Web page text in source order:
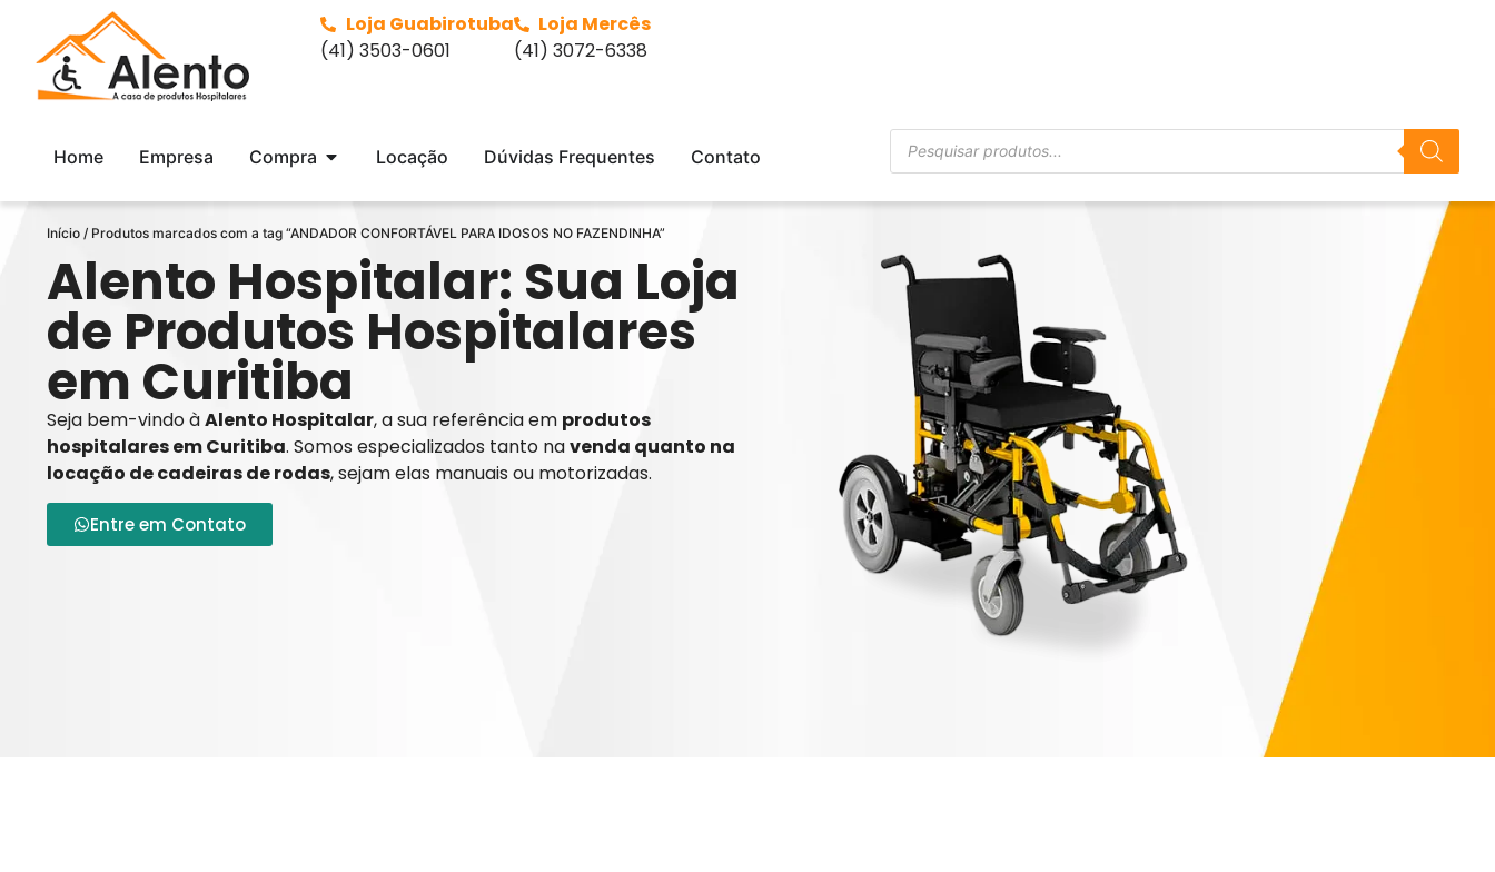
Loja Guabirotuba
(41) 3503-0601
Loja Mercês
(41) 3072-6338
Home Empresa Compra Locação Dúvidas Frequentes Contato
Início / Produtos marcados com a tag “ANDADOR CONFORTÁVEL PARA IDOSOS NO FAZENDINHA”
Alento Hospitalar: Sua Loja
de Produtos Hospitalares
em Curitiba
Seja bem-vindo àAlento Hospitalar, a sua referência em produtos
hospitalares em Curitiba. Somos especializados tanto navenda quanto na
locação de cadeiras de rodas, sejam elas manuais ou motorizadas.
Entre em Contato